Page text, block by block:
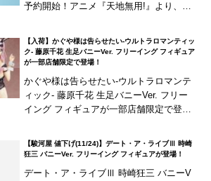
予約開始！アニメ『天地無用!』より、
いた...
【入荷】かぐや様は告らせたい-ウルトラロマンティッ
ク- 藤原千花 生足バニーVer. フリーイング フィギュア
が一部店舗限定で登場！
かぐや様は告らせたい-ウルトラロマンテ
ィック- 藤原千花 生足バニーVer. フリー
イング フィギュアが一部店舗限定で登
ス...
【駿河屋 値下げ(11/24)】デート・ア・ライブⅢ 時崎
狂三 バニーVer. フリーイング フィギュアが登場！
デート・ア・ライブⅢ 時崎狂三 バニーV